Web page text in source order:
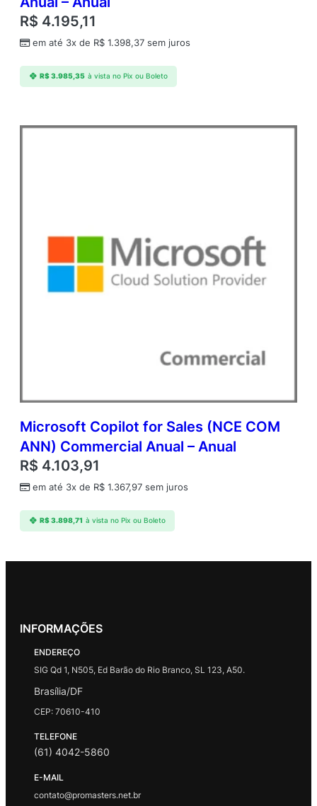
R$ 4.195,11
em até 3x de R$ 1.398,37 sem juros
R$3.985,35 à vista no Pix ou Boleto
Microsoft Copilot for Sales (NCE COM
ANN) Commercial Anual – Anual
R$ 4.103,91
em até 3x de R$ 1.367,97 sem juros
R$3.898,71 à vista no Pix ou Boleto
INFORMAÇÕES
ENDEREÇO
SIG Qd 1, N505, Ed Barão do Rio Branco, SL 123, A50.
Brasília/DF
CEP: 70610-410
TELEFONE
(61) 4042-5860
E-MAIL
contato@promasters.net.br